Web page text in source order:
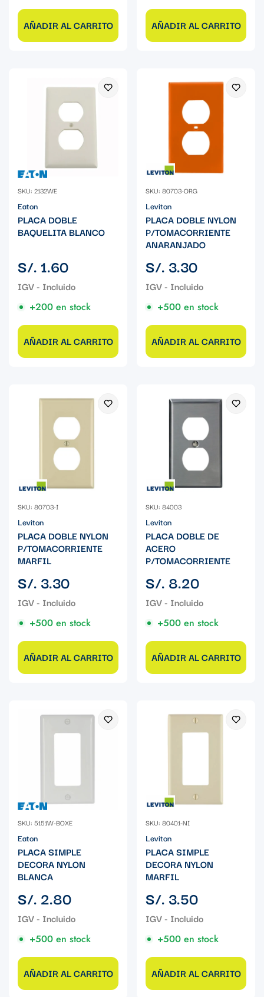
AÑADIR AL CARRITO AÑADIR AL CARRITO
SKU: 2132WE
Eaton
PLACA DOBLE
BAQUELITA BLANCO
Precio
regular
S/. 1.60
+200 en stock
AÑADIR AL CARRITO
SKU: 80703-ORG
Leviton
PLACA DOBLE NYLON
P/TOMACORRIENTE
ANARANJADO
Precio
regular
S/. 3.30
+500 en stock
AÑADIR AL CARRITO
SKU: 80703-I
Leviton
PLACA DOBLE NYLON
P/TOMACORRIENTE
MARFIL
Precio
regular
S/. 3.30
+500 en stock
AÑADIR AL CARRITO
SKU: 84003
Leviton
PLACA DOBLE DE
ACERO
P/TOMACORRIENTE
Precio
regular
S/. 8.20
+500 en stock
AÑADIR AL CARRITO
SKU: 5151W-BOXE
Eaton
PLACA SIMPLE
DECORA NYLON
BLANCA
Precio
regular
S/. 2.80
+500 en stock
AÑADIR AL CARRITO
SKU: 80401-NI
Leviton
PLACA SIMPLE
DECORA NYLON
MARFIL
Precio
regular
S/. 3.50
+500 en stock
AÑADIR AL CARRITO